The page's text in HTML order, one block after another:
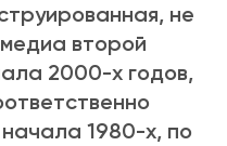
не
второй
2000-х годов,
1980-х, по